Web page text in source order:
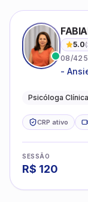
5.0(
08/
-
Psicóloga Clínica
CRP ativo
SESSÃO
R$ 120